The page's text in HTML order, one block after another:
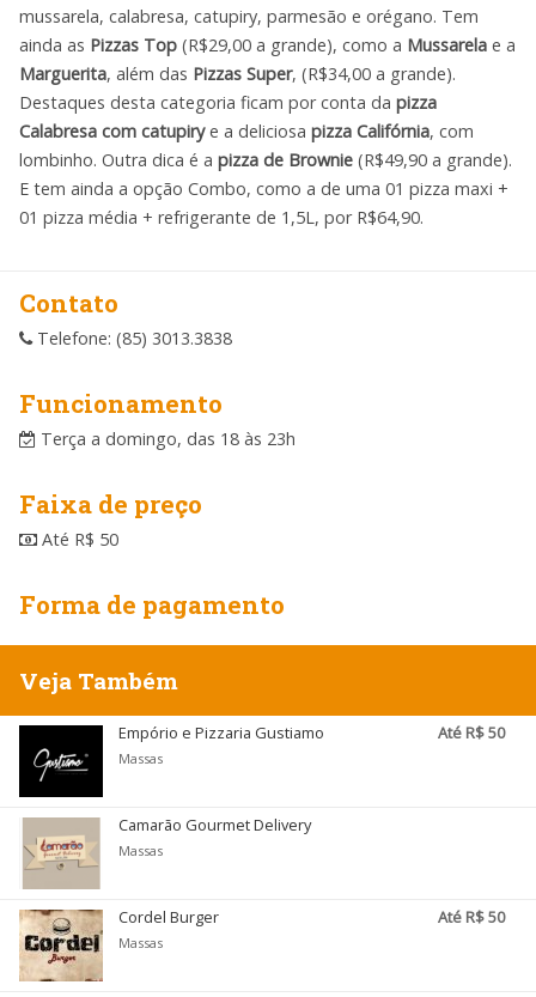
mussarela, calabresa, catupiry, parmesão e orégano. Tem
ainda as Pizzas Top (R$29,00 a grande), como a Mussarela e a
Marguerita, além das Pizzas Super, (R$34,00 a grande).
Destaques desta categoria ficam por conta da pizza
Calabresa com catupirye a deliciosa pizza Califórnia, com
lombinho. Outra dica é a pizza de Brownie (R$49,90 a grande).
E tem ainda a opção Combo, como a de uma 01 pizza maxi +
01 pizza média + refrigerante de 1,5L, por R$64,90.
Contato
Telefone: (85) 3013.3838
Funcionamento
Terça a domingo, das 18 às 23h
Faixa de preço
Até R$ 50
Forma de pagamento
Veja Também
Empório e Pizzaria Gustiamo
Massas
Até R$ 50
Camarão Gourmet Delivery
Massas
Cordel Burger
Massas
Até R$ 50